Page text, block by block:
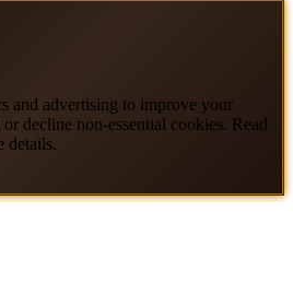
and advertising to improve your
decline non-essential cookies. Read
details.